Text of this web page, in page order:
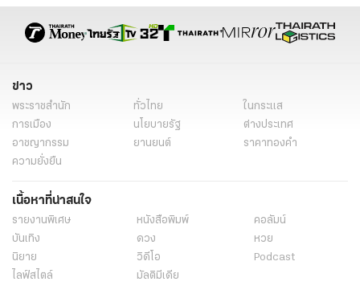
เลือกตั้งสก 2569 เลือกตั้ง สก. 2569 ผู้สมัครผู้ว่ากทม 2569
เลือกตั้งผู้ว่ากทม. 2569 เลือกตั้งผู้ว่าฯ กทม.
เลือกตั้งผู้ว่า 2569 แคนดิเดตผู้ว่า กทม 2569 แคนดิเดตผู้ว่า กทม
การเลือกตั้ง
ข่าวการเมืองเลือกตั้ง
ข่าวด่วน ชัชชาติ สิทธิพันธุ์
ข่าว
พระราชสำนัก ทั่วไทย
ในกระแส
การเมือง
นโยบายรัฐ
ต่างประเทศ
อาชญากรรม
ยานยนต์
ราคาทองคำ
ความยั่งยืน
เนื้อหาที่น่าสนใจ
รายงานพิเศษ หนังสือพิมพ์
คอลัมน์
บันเทิง
ดวง
หวย
นิยาย
วิดีโอ
Podcast
ไลฟ์สไตล์
มัลติมีเดีย